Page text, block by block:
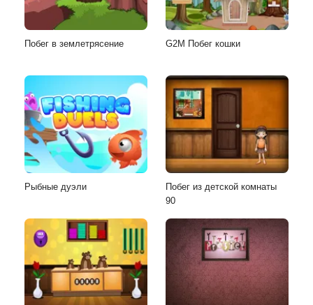
Побег в землетрясение G2M Побег кошки
Рыбные дуэли
Побег из детской комнаты
90